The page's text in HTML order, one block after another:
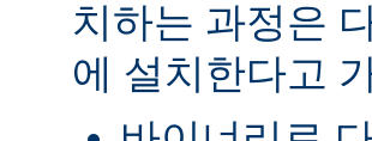
치하는 과정은
에 설치한다고